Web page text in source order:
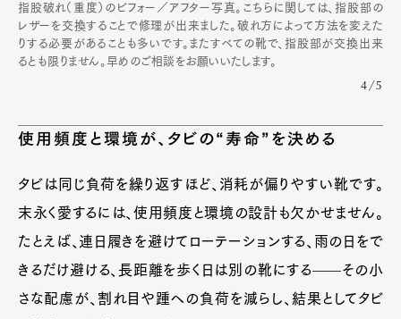
指股破れ（重度）のビフォー／アフター写真。こちらに関しては、指股部の
レザーを交換することで修理が出来ました。破れ方によって方法を変えた
りする必要があることも多いです。またすべての靴で、指股部が交換出来
るとも限りません。早めのご相談をお願いいたします。
4/5
使用頻度と環境が、タビの“寿命”を決める
タビは同じ負荷を繰り返すほど、消耗が偏りやすい靴です。
末永く愛するには、使用頻度と環境の設計も欠かせません。
たとえば、連日履きを避けてローテーションする、雨の日をで
きるだけ避ける、長距離を歩く日は別の靴にする——その小
さな配慮が、割れ目や踵への負荷を減らし、結果としてタビ